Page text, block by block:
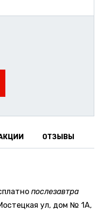
ОТЗЫВЫ
послезавтра
ул, дом № 1А,